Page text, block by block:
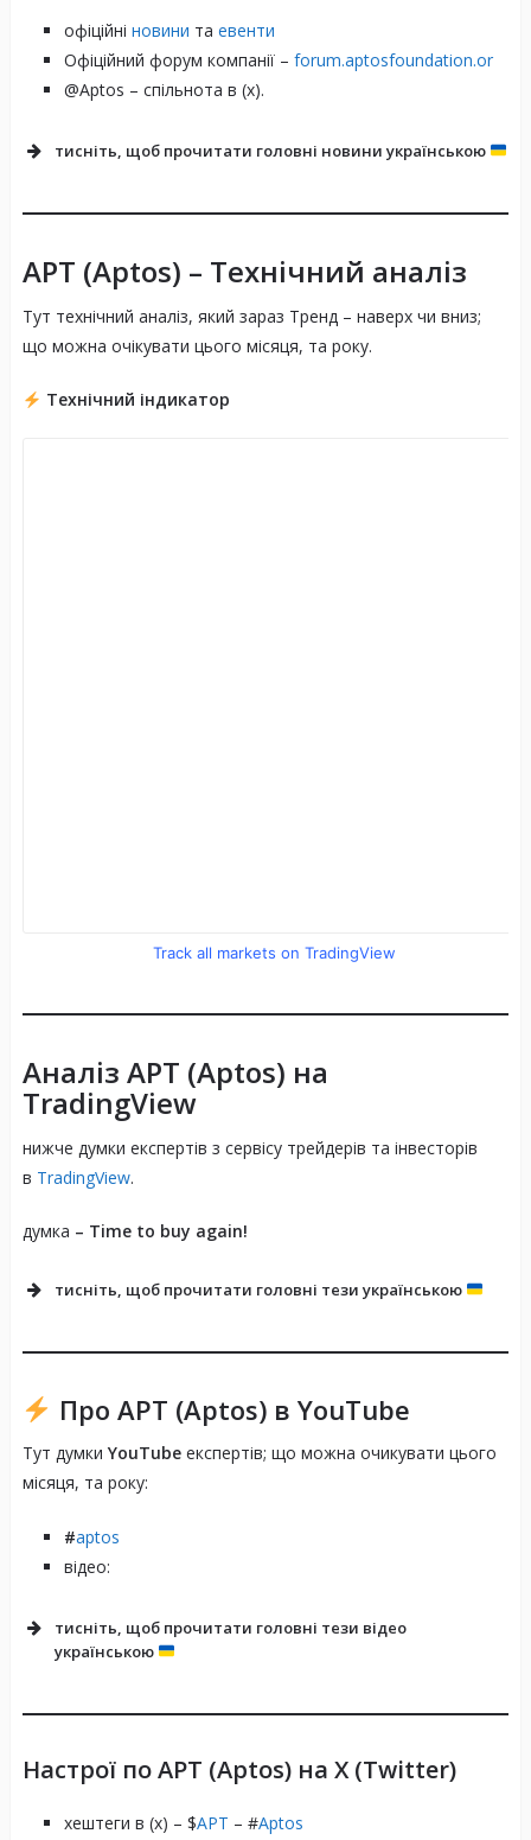
Сприяння масштабуванню DeFi
Безпека та надійність
офіційні новини та евенти
Офіційний форум компанії – forum.aptosfoundation.or
@Aptos – спільнота в (x).
тисніть, щоб прочитати головні новини українською
APT (Aptos) – Технічний аналіз
Тут технічний аналіз, який зараз Тренд – наверх чи вниз;
що можна очікувати цього місяця, та року.
Технічний індикатор
Track all markets on TradingView
Аналіз APT (Aptos) на
TradingView
нижче думки експертів з сервісу трейдерів та інвесторів
в TradingView.
думка – Time to buy again!
тисніть, щоб прочитати головні тези українською
Про APT (Aptos) в YouTube
Тут думки YouTubeекспертів; що можна очикувати цього
місяця, та року:
#aptos
відео:
тисніть, щоб прочитати головні тези відео
українською
Настрої по APT (Aptos) на X (Twitter)
хештеги в (х) – $APT – #Aptos